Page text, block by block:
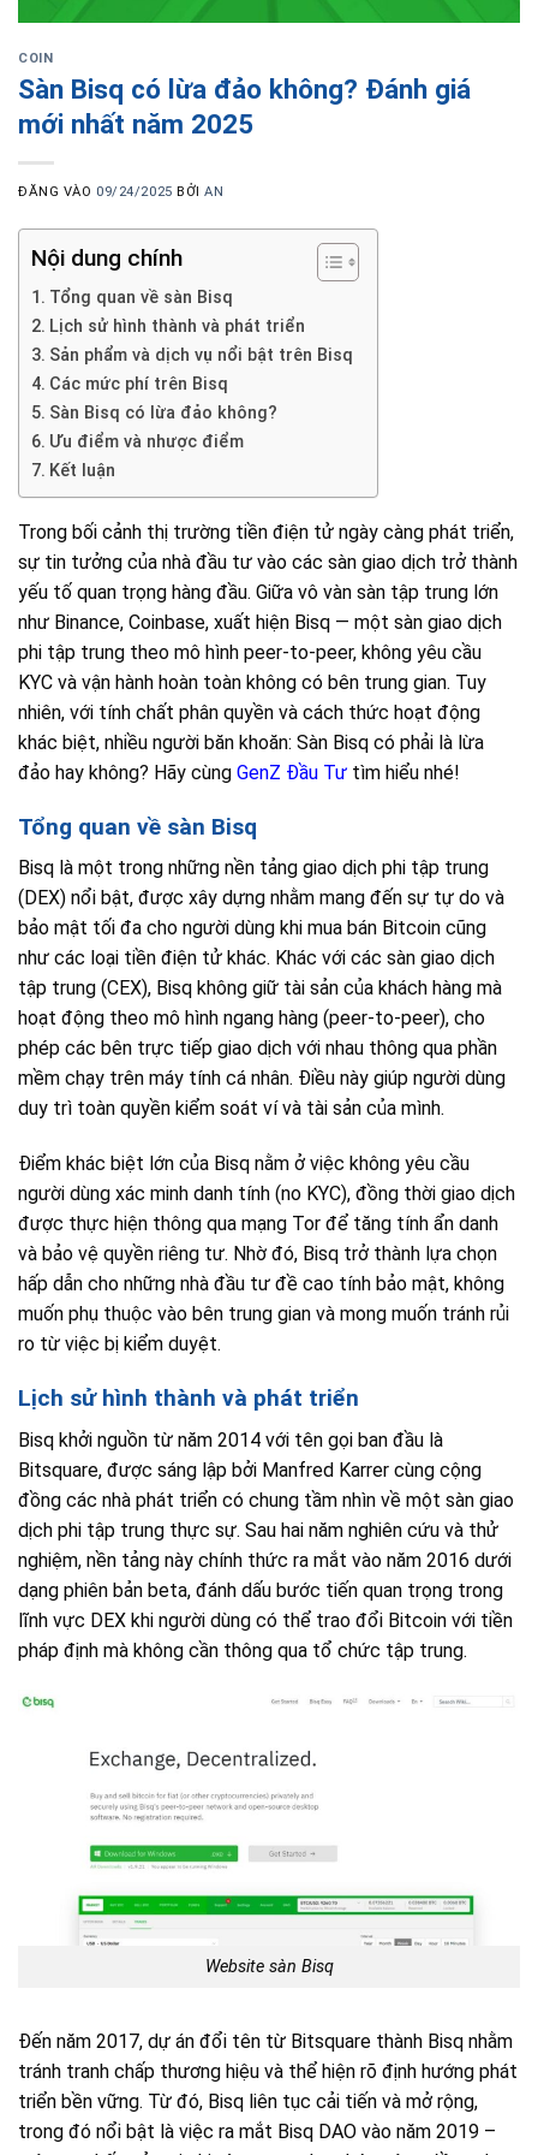
COIN
Sàn Bisq có lừa đảo không? Đánh giá
mới nhất năm 2025
ĐĂNG VÀO 09/24/2025 BỞIAN
Nội dung chính
Tổng quan về sàn Bisq
Lịch sử hình thành và phát triển
Sản phẩm và dịch vụ nổi bật trên Bisq
Các mức phí trên Bisq
Sàn Bisq có lừa đảo không?
Ưu điểm và nhược điểm
Kết luận
Trong bối cảnh thị trường tiền điện tử ngày càng phát triển,
sự tin tưởng của nhà đầu tư vào các sàn giao dịch trở thành
yếu tố quan trọng hàng đầu. Giữa vô vàn sàn tập trung lớn
như Binance, Coinbase, xuất hiện Bisq — một sàn giao dịch
phi tập trung theo mô hình peer-to-peer, không yêu cầu
KYC và vận hành hoàn toàn không có bên trung gian. Tuy
nhiên, với tính chất phân quyền và cách thức hoạt động
khác biệt, nhiều người băn khoăn: Sàn Bisq có phải là lừa
đảo hay không? Hãy cùng GenZ Đầu Tư tìm hiểu nhé!
Tổng quan về sàn Bisq
Bisq là một trong những nền tảng giao dịch phi tập trung
(DEX) nổi bật, được xây dựng nhằm mang đến sự tự do và
bảo mật tối đa cho người dùng khi mua bán Bitcoin cũng
như các loại tiền điện tử khác. Khác với các sàn giao dịch
tập trung (CEX), Bisq không giữ tài sản của khách hàng mà
hoạt động theo mô hình ngang hàng (peer-to-peer), cho
phép các bên trực tiếp giao dịch với nhau thông qua phần
mềm chạy trên máy tính cá nhân. Điều này giúp người dùng
duy trì toàn quyền kiểm soát ví và tài sản của mình.
Điểm khác biệt lớn của Bisq nằm ở việc không yêu cầu
người dùng xác minh danh tính (no KYC), đồng thời giao dịch
được thực hiện thông qua mạng Tor để tăng tính ẩn danh
và bảo vệ quyền riêng tư. Nhờ đó, Bisq trở thành lựa chọn
hấp dẫn cho những nhà đầu tư đề cao tính bảo mật, không
muốn phụ thuộc vào bên trung gian và mong muốn tránh rủi
ro từ việc bị kiểm duyệt.
Lịch sử hình thành và phát triển
Bisq khởi nguồn từ năm 2014 với tên gọi ban đầu là
Bitsquare, được sáng lập bởi Manfred Karrer cùng cộng
đồng các nhà phát triển có chung tầm nhìn về một sàn giao
dịch phi tập trung thực sự. Sau hai năm nghiên cứu và thử
nghiệm, nền tảng này chính thức ra mắt vào năm 2016 dưới
dạng phiên bản beta, đánh dấu bước tiến quan trọng trong
lĩnh vực DEX khi người dùng có thể trao đổi Bitcoin với tiền
pháp định mà không cần thông qua tổ chức tập trung.
Website sàn Bisq
Đến năm 2017, dự án đổi tên từ Bitsquare thành Bisq nhằm
tránh tranh chấp thương hiệu và thể hiện rõ định hướng phát
triển bền vững. Từ đó, Bisq liên tục cải tiến và mở rộng,
trong đó nổi bật là việc ra mắt Bisq DAO vào năm 2019 –